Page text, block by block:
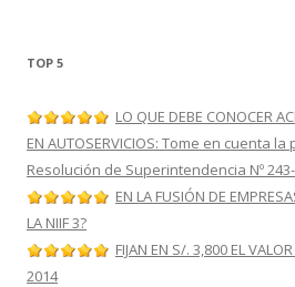
TOP 5
LO QUE DEBE CONOCER
EN AUTOSERVICIOS: Tome en cuenta
Resolución de Superintendencia Nº
EN LA FUSIÓN DE
LA NIIF 3?
FIJAN EN S/. 3,800 EL
2014